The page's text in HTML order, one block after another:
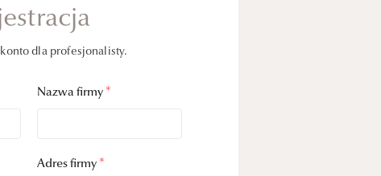
dla profesjonalisty.
Nazwa firmy *
Adres firmy *